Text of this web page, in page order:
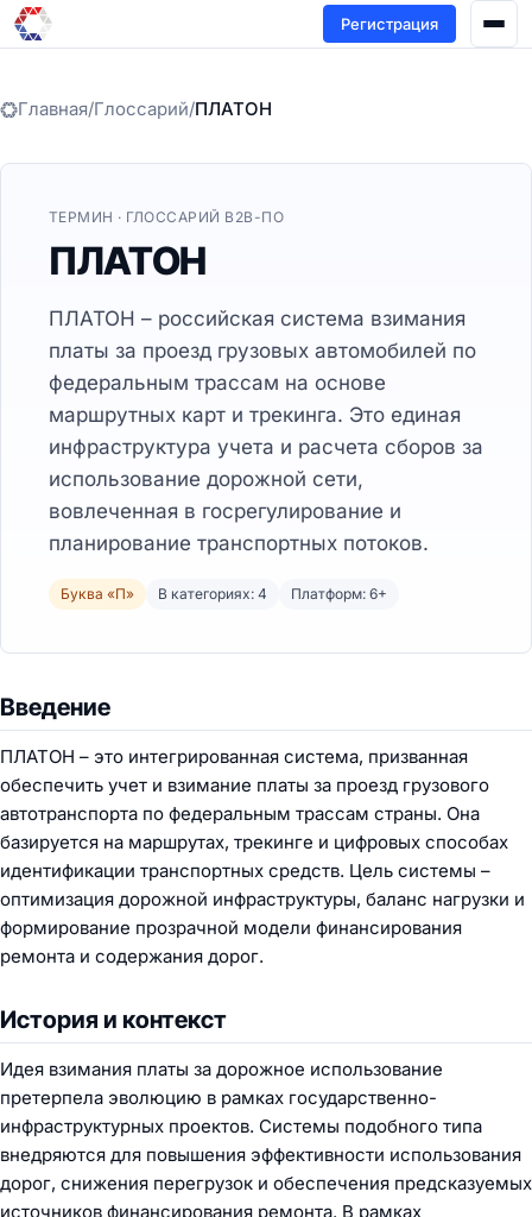
Регистрация
Главная/Глоссарий/ПЛАТОН
ТЕРМИН · ГЛОССАРИЙ B2B-ПО
ПЛАТОН
ПЛАТОН – российская система взимания
платы за проезд грузовых автомобилей по
федеральным трассам на основе
маршрутных карт и трекинга. Это единая
инфраструктура учета и расчета сборов за
использование дорожной сети,
вовлеченная в госрегулирование и
планирование транспортных потоков.
Буква «П» В категориях: 4 Платформ: 6+
Введение
ПЛАТОН – это интегрированная система, призванная
обеспечить учет и взимание платы за проезд грузового
автотранспорта по федеральным трассам страны. Она
базируется на маршрутах, трекинге и цифровых способах
идентификации транспортных средств. Цель системы –
оптимизация дорожной инфраструктуры, баланс нагрузки и
формирование прозрачной модели финансирования
ремонта и содержания дорог.
История и контекст
Идея взимания платы за дорожное использование
претерпела эволюцию в рамках государственно-
инфраструктурных проектов. Системы подобного типа
внедряются для повышения эффективности использования
дорог, снижения перегрузок и обеспечения предсказуемых
источников финансирования ремонта. В рамках